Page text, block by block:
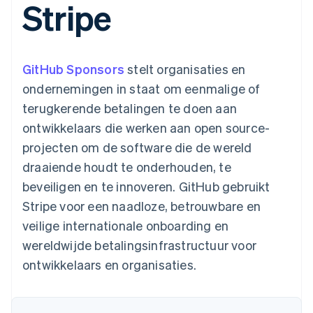
dan 125
Terminal
Boost
Optimaliseer de
acceptatie
Link
Versneld afrekenen
Financial
Connections
Data gekoppelde
rekeningen
Meer
Product roadmap
Ontdek wat er in het verschiet ligt
Marktplaatsen
Geldbeheer
Platforms
Per branche
AI-bedrijven
Creator economy
Horeca, reizen en vrije
tijd
Media en entertainment
Non-profitorganisaties
Professionele
dienstverlening
Detailhandel
Facturatie naar gebruik
bieden
worden gedekt
Diensten voorzien en
beheren met agents
Bronnen
App-integraties
Developerblog
API-status
Productroadmap
Vacatures
Stripe Newsroom
Stripe Press
Contact
Neem contact op
Partner worden
Stripe
GitHub Sponsors stelt organisaties en
ondernemingen in staat om eenmalige of
terugkerende betalingen te doen aan
ontwikkelaars die werken aan open source-
projecten om de software die de wereld
draaiende houdt te onderhouden, te
beveiligen en te innoveren. GitHub gebruikt
Stripe voor een naadloze, betrouwbare en
veilige internationale onboarding en
wereldwijde betalingsinfrastructuur voor
ontwikkelaars en organisaties.